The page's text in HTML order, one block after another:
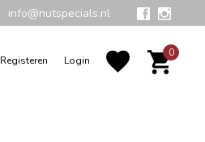
info@nutspecials.nl
0
Registeren Login